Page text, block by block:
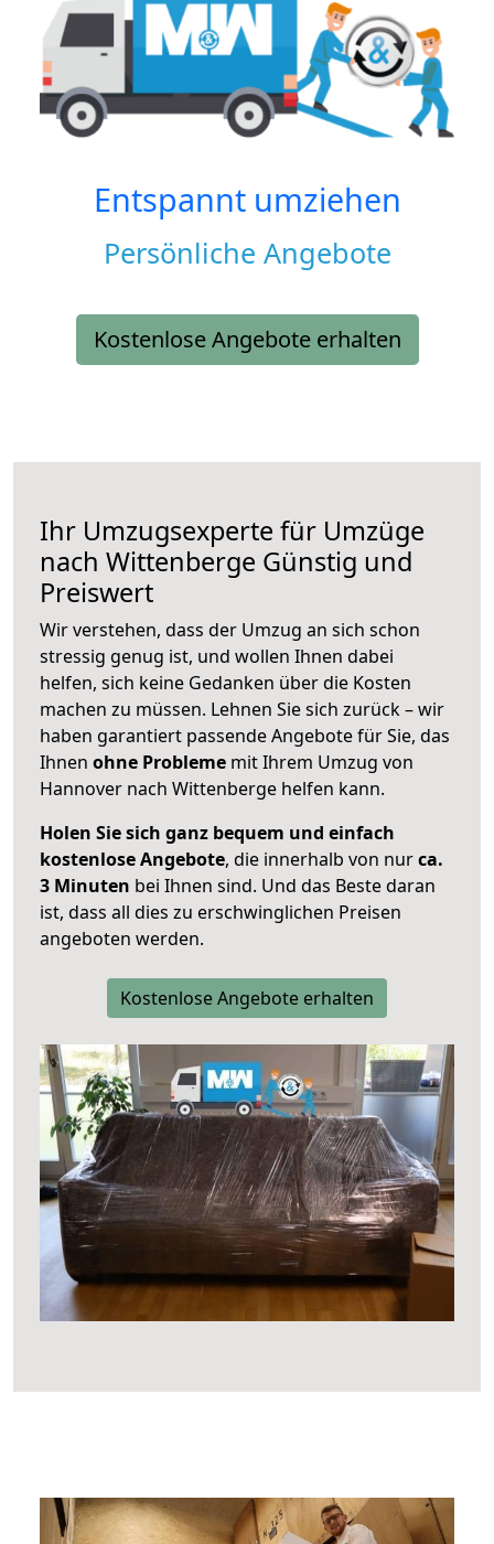
Entspannt umziehen
Persönliche Angebote
Kostenlose Angebote erhalten
Ihr Umzugsexperte für Umzüge
nach Wittenberge Günstig und
Preiswert
Wir verstehen, dass der Umzug an sich schon
stressig genug ist, und wollen Ihnen dabei
helfen, sich keine Gedanken über die Kosten
machen zu müssen. Lehnen Sie sich zurück – wir
haben garantiert passende Angebote für Sie, das
Ihnen ohne Probleme mit Ihrem Umzug von
Hannover nach Wittenberge helfen kann.
Holen Sie sich ganz bequem und einfach
kostenlose Angebote, die innerhalb von nurca.
3 Minuten bei Ihnen sind. Und das Beste daran
ist, dass all dies zu erschwinglichen Preisen
angeboten werden.
Kostenlose Angebote erhalten